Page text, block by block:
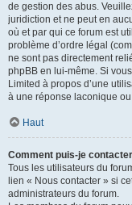
de gestion des abus.
juridiction et ne peut en
où et par qui ce forum est
problème d’ordre légal
ne sont pas directement
phpBB en lui-même. Si
Limited à propos d’une
à une réponse laconique
Haut
Comment puis-je
Tous les utilisateurs du
lien « Nous contacter » si
administrateurs du forum.